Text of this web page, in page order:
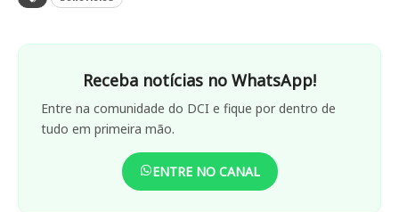
Receba notícias no WhatsApp!
Entre na comunidade do DCI e fique por dentro de
tudo em primeira mão.
ENTRE NO CANAL